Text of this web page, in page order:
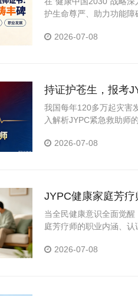
护生命尊严、助力功能
2026-07-08
持证护苍生，报考
我国每年120多万起灾害
入解析JYPC紧急救助师
2026-07-08
JYPC健康家庭芳
当全民健康意识全面觉
庭芳疗师的职业内涵、认
2026-07-08